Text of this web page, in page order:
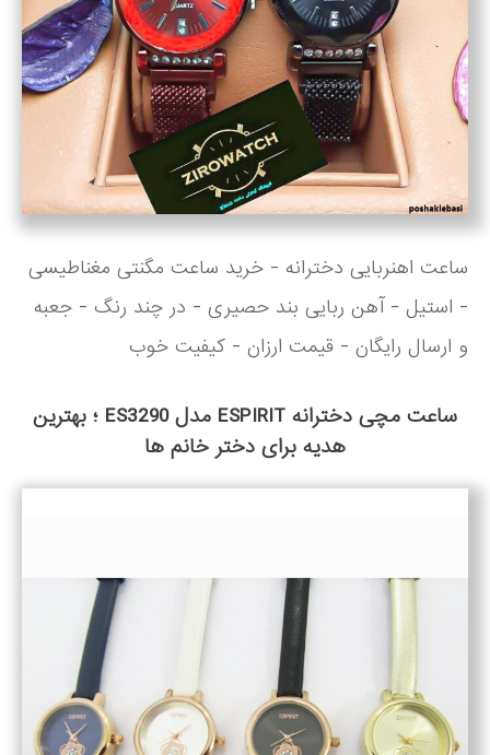
ساعت اهنربایی دخترانه - خرید ساعت مگنتی مغناطیسی
- استیل - آهن ربایی بند حصیری - در چند رنگ - جعبه
و ارسال رایگان - قیمت ارزان - کیفیت خوب
ساعت مچی دخترانه ESPIRIT مدل ES3290 ؛ بهترین
هدیه برای دختر خانم ها